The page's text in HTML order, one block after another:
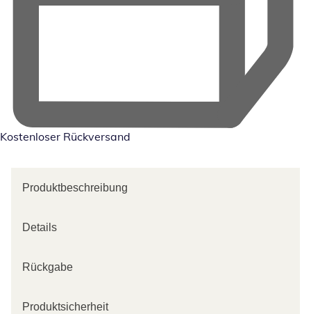
Kostenloser Rückversand
Produktbeschreibung
Details
Rückgabe
Produktsicherheit